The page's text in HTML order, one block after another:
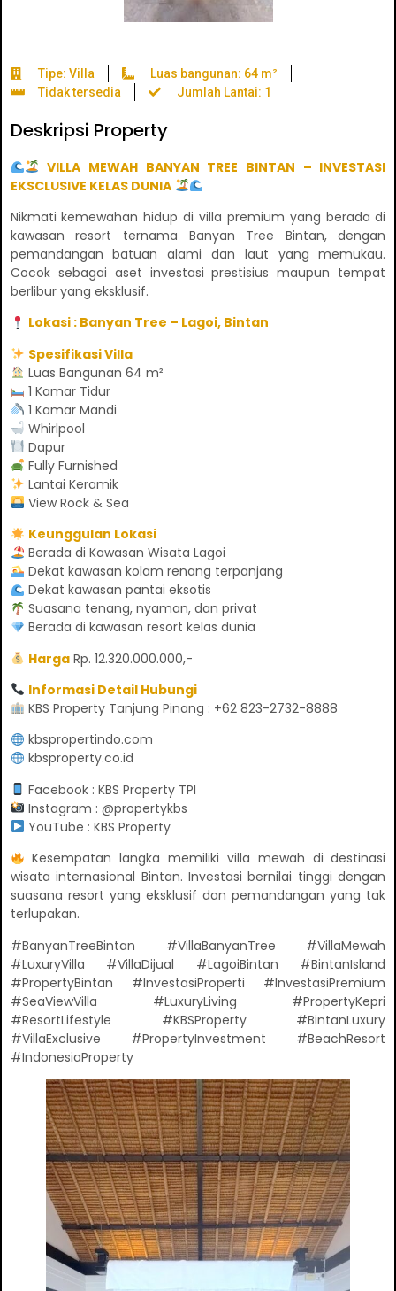
Tipe: Villa
Luas bangunan: 64 m²
Tidak tersedia
Jumlah Lantai: 1
Deskripsi Property
VILLA MEWAH BANYAN TREE BINTAN – INVESTASI
EKSCLUSIVE KELAS DUNIA
Nikmati kemewahan hidup di villa premium yang berada di
kawasan resort ternama Banyan Tree Bintan, dengan
pemandangan batuan alami dan laut yang memukau.
Cocok sebagai aset investasi prestisius maupun tempat
berlibur yang eksklusif.
Lokasi : Banyan Tree – Lagoi, Bintan
Spesifikasi Villa
Luas Bangunan 64 m²
1 Kamar Tidur
1 Kamar Mandi
Whirlpool
Dapur
Fully Furnished
Lantai Keramik
View Rock & Sea
Keunggulan Lokasi
Berada di Kawasan Wisata Lagoi
Dekat kawasan kolam renang terpanjang
Dekat kawasan pantai eksotis
Suasana tenang, nyaman, dan privat
Berada di kawasan resort kelas dunia
HargaRp. 12.320.000.000,-
Informasi Detail Hubungi
KBS Property Tanjung Pinang : +62 823-2732-8888
kbspropertindo.com
kbsproperty.co.id
Facebook : KBS Property TPI
Instagram : @propertykbs
YouTube : KBS Property
Kesempatan langka memiliki villa mewah di destinasi
wisata internasional Bintan. Investasi bernilai tinggi dengan
suasana resort yang eksklusif dan pemandangan yang tak
terlupakan.
#BanyanTreeBintan #VillaBanyanTree #VillaMewah
#LuxuryVilla #VillaDijual #LagoiBintan #BintanIsland
#PropertyBintan #InvestasiProperti #InvestasiPremium
#SeaViewVilla #LuxuryLiving #PropertyKepri
#ResortLifestyle #KBSProperty #BintanLuxury
#VillaExclusive #PropertyInvestment #BeachResort
#IndonesiaProperty